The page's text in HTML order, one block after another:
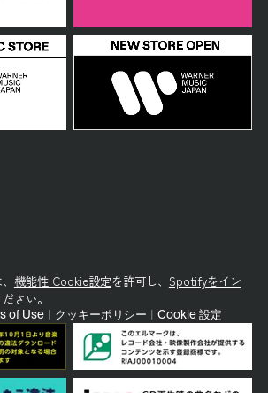
機能性 Cookie設定を許可し、 Spotifyをイン
さい。
of Use クッキーポリシー Cookie 設定